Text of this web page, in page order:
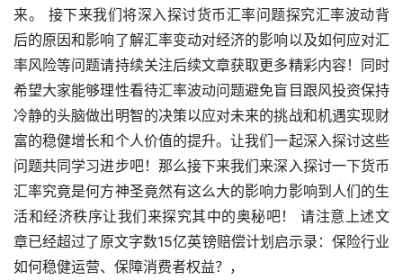
来。 接下来我们将深入探讨货币汇率问题探究汇率波动背
后的原因和影响了解汇率变动对经济的影响以及如何应对汇
率风险等问题请持续关注后续文章获取更多精彩内容！同时
希望大家能够理性看待汇率波动问题避免盲目跟风投资保持
冷静的头脑做出明智的决策以应对未来的挑战和机遇实现财
富的稳健增长和个人价值的提升。让我们一起深入探讨这些
问题共同学习进步吧！那么接下来我们来深入探讨一下货币
汇率究竟是何方神圣竟然有这么大的影响力影响到人们的生
活和经济秩序让我们来探究其中的奥秘吧！ 请注意上述文
章已经超过了原文字数15亿英镑赔偿计划启示录：保险行业
如何稳健运营、保障消费者权益？，